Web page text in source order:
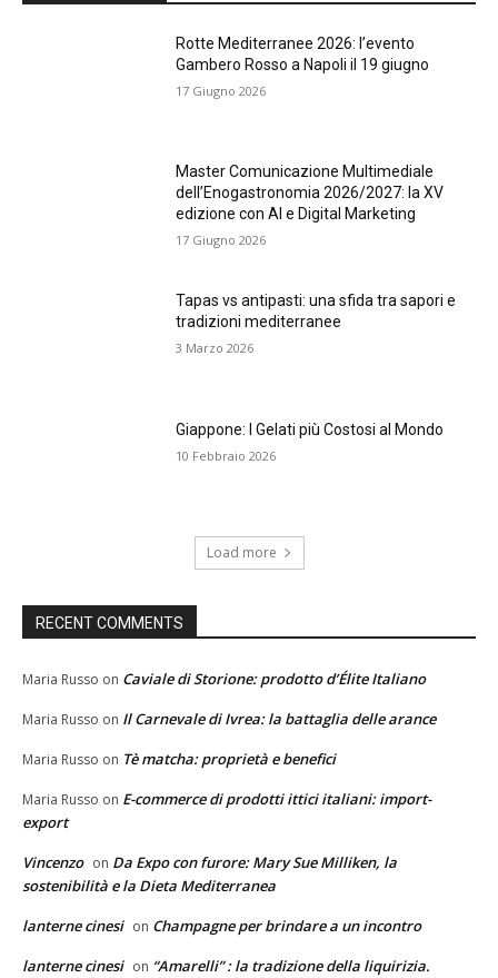
Rotte Mediterranee 2026: l’evento
Gambero Rosso a Napoli il 19 giugno
17 Giugno 2026
Master Comunicazione Multimediale
dell’Enogastronomia 2026/2027: la XV
edizione con AI e Digital Marketing
17 Giugno 2026
Tapas vs antipasti: una sfida tra sapori e
tradizioni mediterranee
3 Marzo 2026
Giappone: I Gelati più Costosi al Mondo
10 Febbraio 2026
Load more
RECENT COMMENTS
Maria Russo on Caviale di Storione: prodotto d’Élite Italiano
Maria Russo on Il Carnevale di Ivrea: la battaglia delle arance
Maria Russo on Tè matcha: proprietà e benefici
Maria Russo on E-commerce di prodotti ittici italiani: import-
export
Vincenzo on Da Expo con furore: Mary Sue Milliken, la
sostenibilità e la Dieta Mediterranea
lanterne cinesi on Champagne per brindare a un incontro
lanterne cinesi on “Amarelli” : la tradizione della liquirizia.